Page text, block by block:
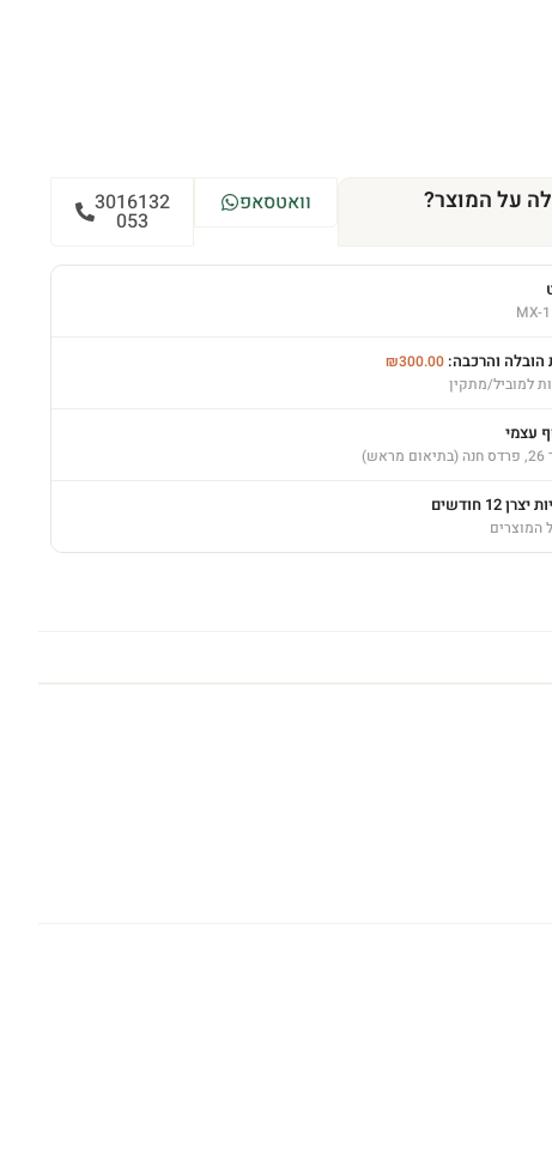
על המוצר? וואטסאפ 3016132
053
MX-
הובלה והרכבה: ₪300.00
למוביל/מתקין
עצמי
12 חודשים
המוצרים